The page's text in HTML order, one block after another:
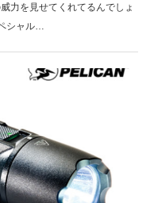
力を見せてくれてるんでしょ
シャル…